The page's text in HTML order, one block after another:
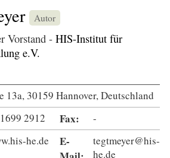
Autor
Vorstand - HIS-Institut für
e.V.
13a, 30159 Hannover, Deutschland
2912 Fax: -
he.de
E-
tegtmeyer@his-
he.de